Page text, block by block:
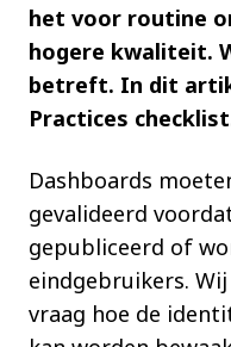
het voor routine
hogere kwaliteit.
betreft. In dit
Practices
Dashboards
gevalideerd
gepubliceerd of
eindgebruikers.
vraag hoe de